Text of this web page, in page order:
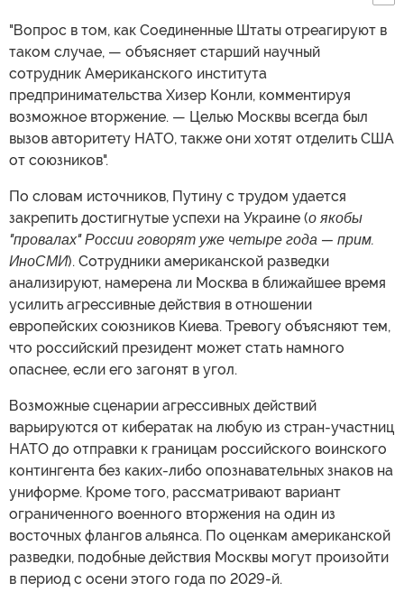
"Вопрос в том, как Соединенные Штаты отреагируют в
таком случае, — объясняет старший научный
сотрудник Американского института
предпринимательства Хизер Конли, комментируя
возможное вторжение. — Целью Москвы всегда был
вызов авторитету НАТО, также они хотят отделить США
от союзников".
По словам источников, Путину с трудом удается
закрепить достигнутые успехи на Украине (о якобы
"провалах" России говорят уже четыре года — прим.
ИноСМИ). Сотрудники американской разведки
анализируют, намерена ли Москва в ближайшее время
усилить агрессивные действия в отношении
европейских союзников Киева. Тревогу объясняют тем,
что российский президент может стать намного
опаснее, если его загонят в угол.
Возможные сценарии агрессивных действий
варьируются от кибератак на любую из стран-участниц
НАТО до отправки к границам российского воинского
контингента без каких-либо опознавательных знаков на
униформе. Кроме того, рассматривают вариант
ограниченного военного вторжения на один из
восточных флангов альянса. По оценкам американской
разведки, подобные действия Москвы могут произойти
в период с осени этого года по 2029-й.